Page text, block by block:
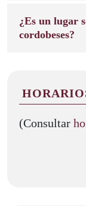
¿Es un lugar
cordobeses?
(Consultar